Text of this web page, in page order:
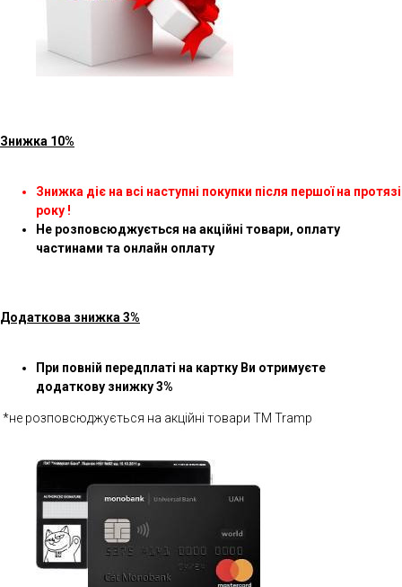
Знижка 10%
Знижка діє на всі наступні покупки після першої на протязі
року !
Не розповсюджується на акційні товари, оплату
частинами та онлайн оплату
Додаткова знижка 3%
При повній передплаті на картку Ви отримуєте
додаткову знижку 3%
*не розповсюджується на акційні товари ТМ Tramp